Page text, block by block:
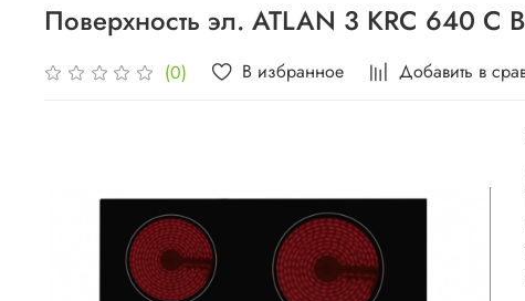
Поверхность эл. ATLAN 3 KRC 640 C
(0) В избранное Добавить в